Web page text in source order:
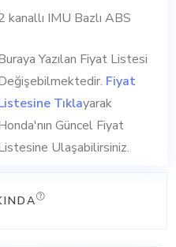
kanallı IMU Bazlı ABS
Yazılan Fiyat Listesi
Fiyat
Tıklayarak
Güncel Fiyat
Ulaşabilirsiniz.